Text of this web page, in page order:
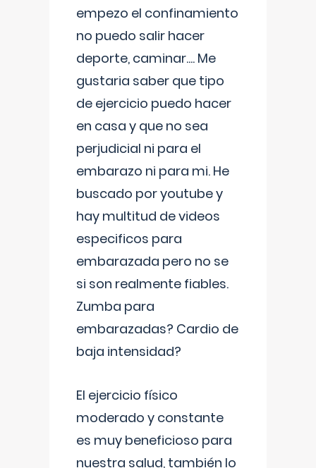
empezo el confinamiento
no puedo salir hacer
deporte, caminar.... Me
gustaria saber que tipo
de ejercicio puedo hacer
en casa y que no sea
perjudicial ni para el
embarazo ni para mi. He
buscado por youtube y
hay multitud de videos
especificos para
embarazada pero no se
si son realmente fiables.
Zumba para
embarazadas? Cardio de
baja intensidad?
El ejercicio físico
moderado y constante
es muy beneficioso para
nuestra salud, también lo